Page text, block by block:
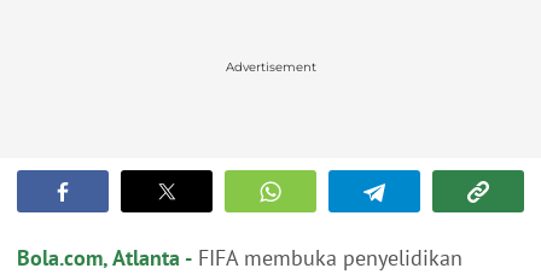
Advertisement
Bola.com, Atlanta - FIFA membuka penyelidikan